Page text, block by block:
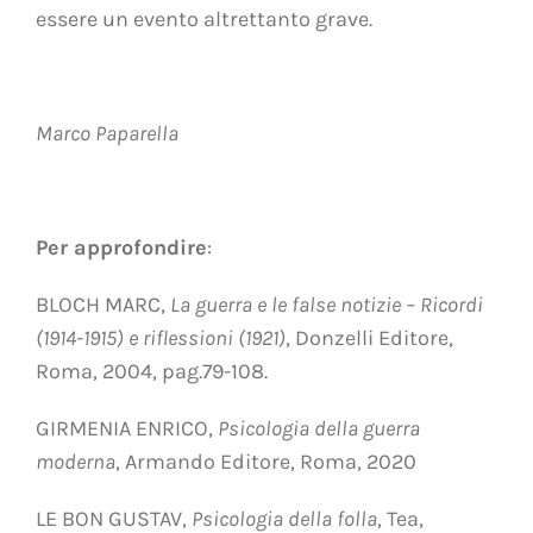
essere un evento altrettanto grave.
Marco Paparella
Per approfondire:
BLOCH MARC, La guerra e le false notizie – Ricordi
(1914-1915) e riflessioni (1921), Donzelli Editore,
Roma, 2004, pag.79-108.
GIRMENIA ENRICO, Psicologia della guerra
moderna, Armando Editore, Roma, 2020
LE BON GUSTAV, Psicologia della folla, Tea,